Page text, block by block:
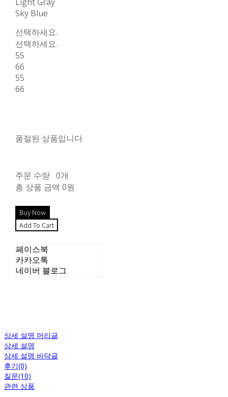
Sky Blue
선택하세요.
선택하세요.
55
66
55
66
품절된 상품입니다.
주문 수량 0개
총 상품 금액 0원
페이스북
카카오톡
네이버 블로그
상세 설명 머리글
상세 설명
상세 설명 바닥글
후기(0)
질문(10)
관련 상품